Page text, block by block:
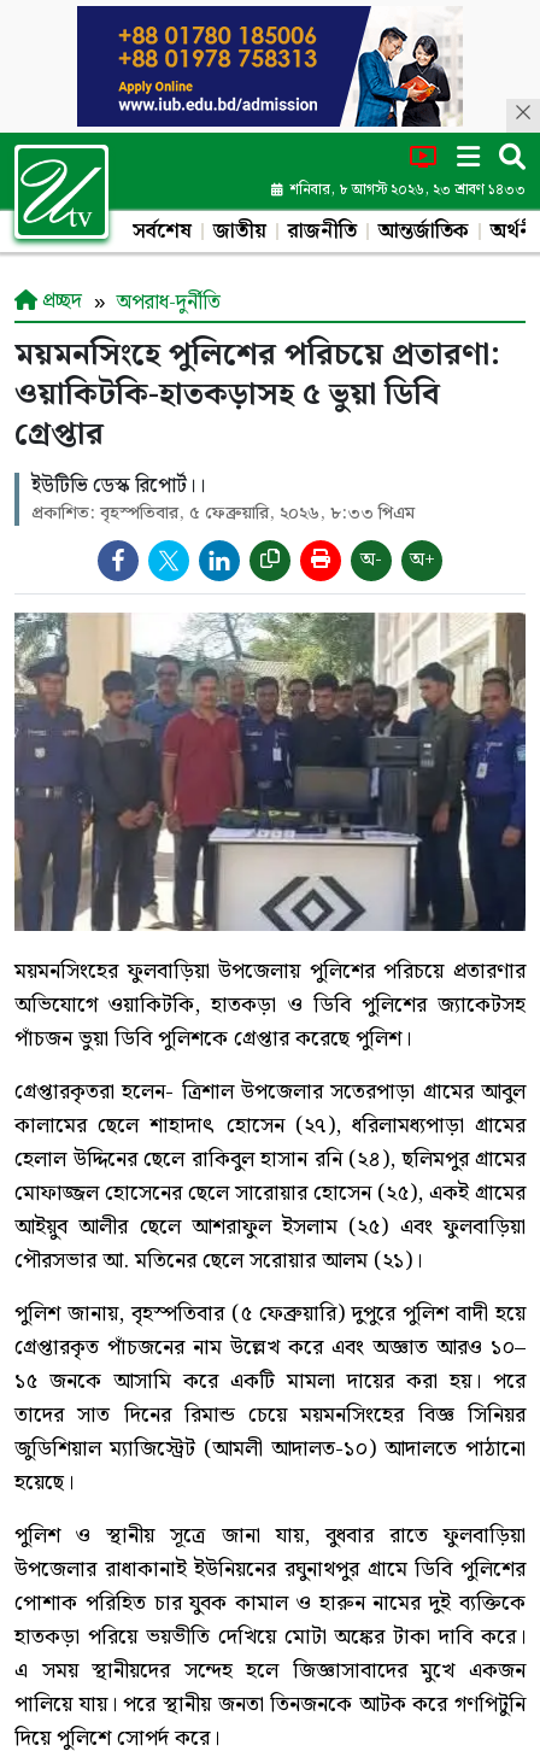
শনিবার, ৮ আগস্ট ২০২৬, ২৩ শ্রাবণ ১৪৩৩
সর্বশেষ জাতীয় রাজনীতি আন্তর্জাতিক
প্রচ্ছদ অপরাধ-দুর্নীতি
ময়মনসিংহে পুলিশের পরিচয়ে প্রতারণা:
ওয়াকিটকি-হাতকড়াসহ ৫ ভুয়া ডিবি
গ্রেপ্তার
ইউটিভি ডেস্ক রিপোর্ট।।
প্রকাশিত: বৃহস্পতিবার, ৫ ফেব্রুয়ারি, ২০২৬, ৮:৩৩ পিএম
অ- অ+
ময়মনসিংহের ফুলবাড়িয়া উপজেলায় পুলিশের পরিচয়ে প্রতারণার
অভিযোগে ওয়াকিটকি, হাতকড়া ও ডিবি পুলিশের জ্যাকেটসহ
পাঁচজন ভুয়া ডিবি পুলিশকে গ্রেপ্তার করেছে পুলিশ।
গ্রেপ্তারকৃতরা হলেন- ত্রিশাল উপজেলার সতেরপাড়া গ্রামের আবুল
কালামের ছেলে শাহাদাৎ হোসেন (২৭), ধরিলামধ্যপাড়া গ্রামের
হেলাল উদ্দিনের ছেলে রাকিবুল হাসান রনি (২৪), ছলিমপুর গ্রামের
মোফাজ্জল হোসেনের ছেলে সারোয়ার হোসেন (২৫), একই গ্রামের
আইয়ুব আলীর ছেলে আশরাফুল ইসলাম (২৫) এবং ফুলবাড়িয়া
পৌরসভার আ. মতিনের ছেলে সরোয়ার আলম (২১)।
পুলিশ জানায়, বৃহস্পতিবার (৫ ফেব্রুয়ারি) দুপুরে পুলিশ বাদী হয়ে
গ্রেপ্তারকৃত পাঁচজনের নাম উল্লেখ করে এবং অজ্ঞাত আরও ১০–
১৫ জনকে আসামি করে একটি মামলা দায়ের করা হয়। পরে
তাদের সাত দিনের রিমান্ড চেয়ে ময়মনসিংহের বিজ্ঞ সিনিয়র
জুডিশিয়াল ম্যাজিস্ট্রেট (আমলী আদালত-১০) আদালতে পাঠানো
হয়েছে।
পুলিশ ও স্থানীয় সূত্রে জানা যায়, বুধবার রাতে ফুলবাড়িয়া
উপজেলার রাধাকানাই ইউনিয়নের রঘুনাথপুর গ্রামে ডিবি পুলিশের
পোশাক পরিহিত চার যুবক কামাল ও হারুন নামের দুই ব্যক্তিকে
হাতকড়া পরিয়ে ভয়ভীতি দেখিয়ে মোটা অঙ্কের টাকা দাবি করে।
এ সময় স্থানীয়দের সন্দেহ হলে জিজ্ঞাসাবাদের মুখে একজন
পালিয়ে যায়। পরে স্থানীয় জনতা তিনজনকে আটক করে গণপিটুনি
দিয়ে পুলিশে সোপর্দ করে।